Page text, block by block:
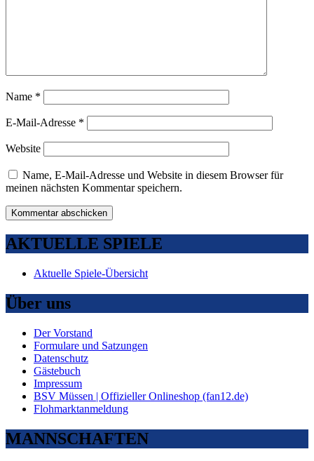
Name *
E-Mail-Adresse *
Website
Name, E-Mail-Adresse und Website in diesem Browser für
meinen nächsten Kommentar speichern.
AKTUELLE SPIELE
Aktuelle Spiele-Übersicht
Über uns
Der Vorstand
Formulare und Satzungen
Datenschutz
Gästebuch
Impressum
BSV Müssen | Offizieller Onlineshop (fan12.de)
Flohmarktanmeldung
MANNSCHAFTEN